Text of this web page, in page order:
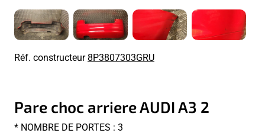
Réf. constructeur8P3807303GRU
Pare choc arriere AUDI A3 2
* NOMBRE DE PORTES : 3